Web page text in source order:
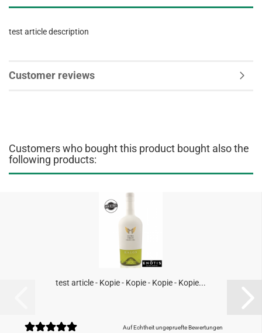
test article description
Customer reviews
Customers who bought this product bought also the
following products:
test article - Kopie - Kopie - Kopie - Kopie...
Auf Echtheit ungepruefte Bewertungen